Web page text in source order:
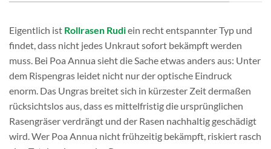
Eigentlich ist Rollrasen Rudiein recht entspannter Typ und
findet, dass nicht jedes Unkraut sofort bekämpft werden
muss. Bei Poa Annua sieht die Sache etwas anders aus: Unter
dem Rispengras leidet nicht nur der optische Eindruck
enorm. Das Ungras breitet sich in kürzester Zeit dermaßen
rücksichtslos aus, dass es mittelfristig die ursprünglichen
Rasengräser verdrängt und der Rasen nachhaltig geschädigt
wird. Wer Poa Annua nicht frühzeitig bekämpft, riskiert rasch